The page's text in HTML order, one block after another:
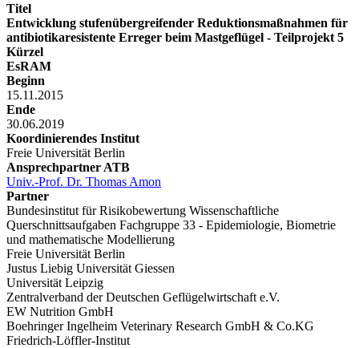
Titel
Entwicklung stufenübergreifender Reduktionsmaßnahmen für
antibiotikaresistente Erreger beim Mastgeflügel - Teilprojekt 5
Kürzel
EsRAM
Beginn
15.11.2015
Ende
30.06.2019
Koordinierendes Institut
Freie Universität Berlin
Ansprechpartner ATB
Univ.-Prof. Dr. Thomas Amon
Partner
Bundesinstitut für Risikobewertung Wissenschaftliche
Querschnittsaufgaben Fachgruppe 33 - Epidemiologie, Biometrie
und mathematische Modellierung
Freie Universität Berlin
Justus Liebig Universität Giessen
Universität Leipzig
Zentralverband der Deutschen Geflügelwirtschaft e.V.
EW Nutrition GmbH
Boehringer Ingelheim Veterinary Research GmbH & Co.KG
Friedrich-Löffler-Institut